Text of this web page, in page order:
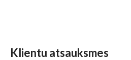
Klientu atsauksmes